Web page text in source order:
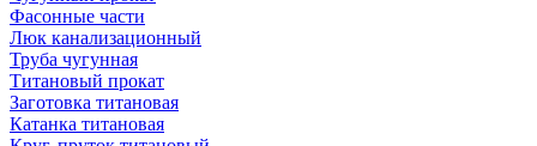
Фасонные части
Люк канализационный
Труба чугунная
Титановый прокат
Заготовка титановая
Катанка титановая